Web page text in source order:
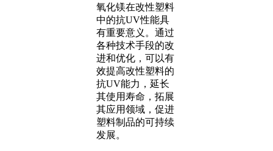
氧化镁在改性塑料
中的抗UV性能具
有重要意义。通过
各种技术手段的改
进和优化，可以有
效提高改性塑料的
抗UV能力，延长
其使用寿命，拓展
其应用领域，促进
塑料制品的可持续
发展。